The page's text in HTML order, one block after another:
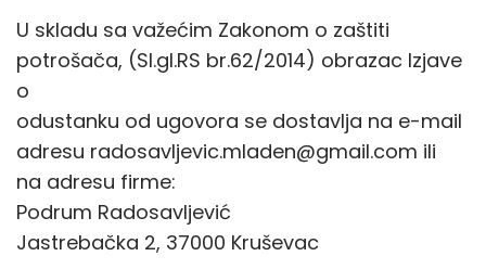
g
a
o
e
n
U skladu sa važećim Zakonom o zaštiti
potrošača, (Sl.gl.RS br.62/2014) obrazac Izjave
o
odustanku od ugovora se dostavlja na e-mail
adresu radosavljevic.mladen@gmail.com ili
na adresu firme:
Podrum Radosavljević
Jastrebačka 2, 37000 Kruševac